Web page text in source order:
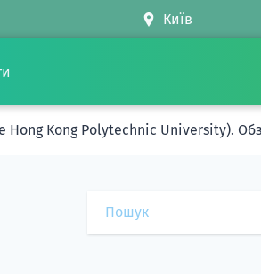
Hong Kong Polytechnic University).